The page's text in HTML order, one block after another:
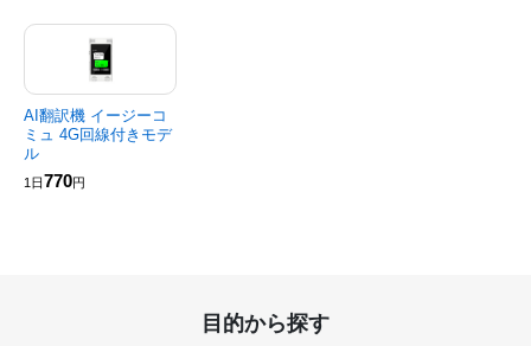
AI翻訳機 イージーコ
ミュ 4G回線付きモデ
ル
1日770円
目的から探す